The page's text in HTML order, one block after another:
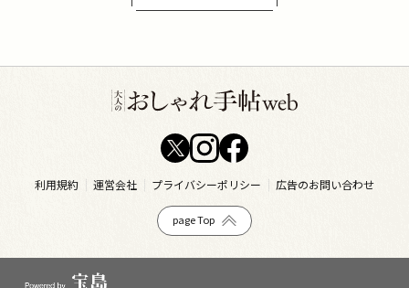
利用規約 運営会社 プライバシーポリシー 広告のお問い合わせ
page Top